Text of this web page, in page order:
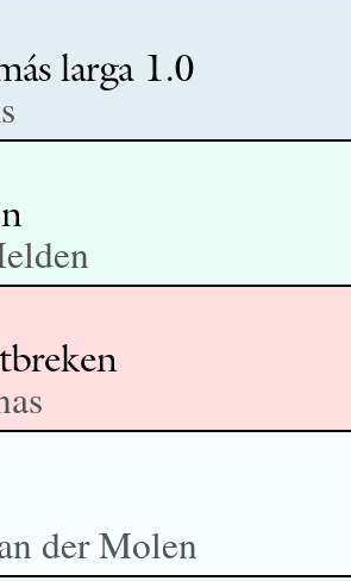
larga 1.0
der Molen